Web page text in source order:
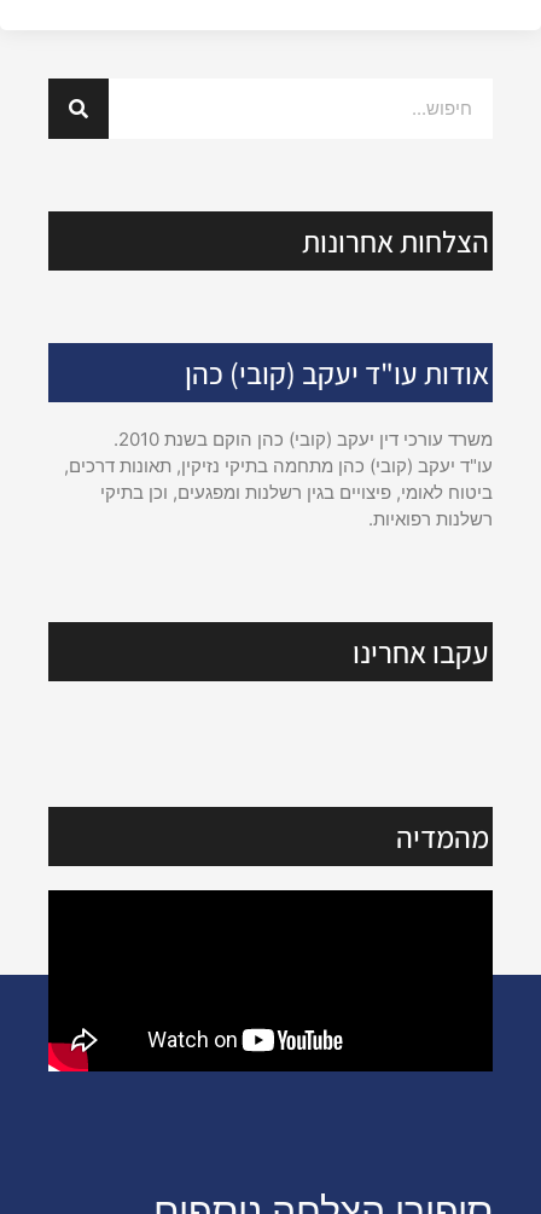
הצלחות אחרונות
אודות עו"ד יעקב (קובי) כהן
משרד עורכי דין יעקב (קובי) כהן הוקם בשנת 2010.
עו"ד יעקב (קובי) כהן מתחמה בתיקי נזיקין, תאונות דרכים,
ביטוח לאומי, פיצויים בגין רשלנות ומפגעים, וכן בתיקי
רשלנות רפואיות.
עקבו אחרינו
מהמדיה